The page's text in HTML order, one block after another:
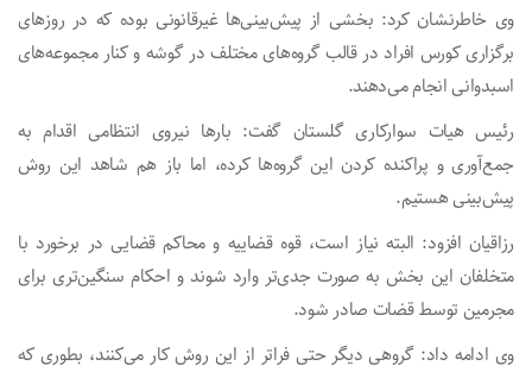
وی خاطرنشان کرد: بخشی از پیش‌بینی‌ها غیرقانونی بوده که در روزهای
برگزاری کورس افراد در قالب گروه‌های مختلف در گوشه و کنار مجموعه‌های
اسبدوانی انجام می‌دهند.
رئیس هیات سوارکاری گلستان گفت: بارها نیروی انتظامی اقدام به
جمع‌آوری و پراکنده کردن این گروه‌ها کرده، اما باز هم شاهد این روش
پیش‌بینی هستیم.
رزاقیان افزود: البته نیاز است، قوه قضاییه و محاکم قضایی در برخورد با
متخلفان این بخش به صورت جدی‌تر وارد شوند و احکام سنگین‌تری برای
مجرمین توسط قضات صادر شود.
وی ادامه داد: گروهی دیگر حتی فراتر از این روش کار می‌کنند، بطوری که